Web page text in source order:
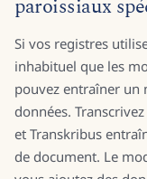
Entraîner un
paroissiaux
Si vos registres
inhabituel que les
pouvez entraîner un
données.
et Transkribus